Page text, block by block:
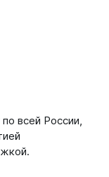
всей России,